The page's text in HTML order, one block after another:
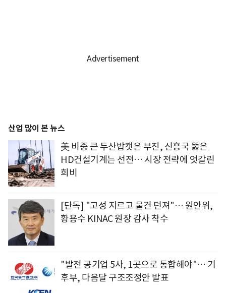
산업 많이 본 뉴스
美 비중 큰 두산밥캣은 부진, 신흥국 뚫은
HD건설기계는 선전… 시장 전략에 엇갈린
희비
[단독] "고성 지르고 물건 던져"… 원안위,
황용수 KINAC 원장 감사 착수
"발전 공기업 5사, 1곳으로 통합해야"… 기
후부, 다음달 구조조정안 발표